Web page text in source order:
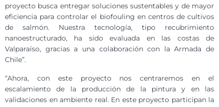
proyecto busca entregar soluciones sustentables y de mayor
eficiencia para controlar el biofouling en centros de cultivos
de salmón. Nuestra tecnología, tipo recubrimiento
nanoestructurado, ha sido evaluada en las costas de
Valparaíso, gracias a una colaboración con la Armada de
Chile”.
“Ahora, con este proyecto nos centraremos en el
escalamiento de la producción de la pintura y en las
validaciones en ambiente real. En este proyecto participan la